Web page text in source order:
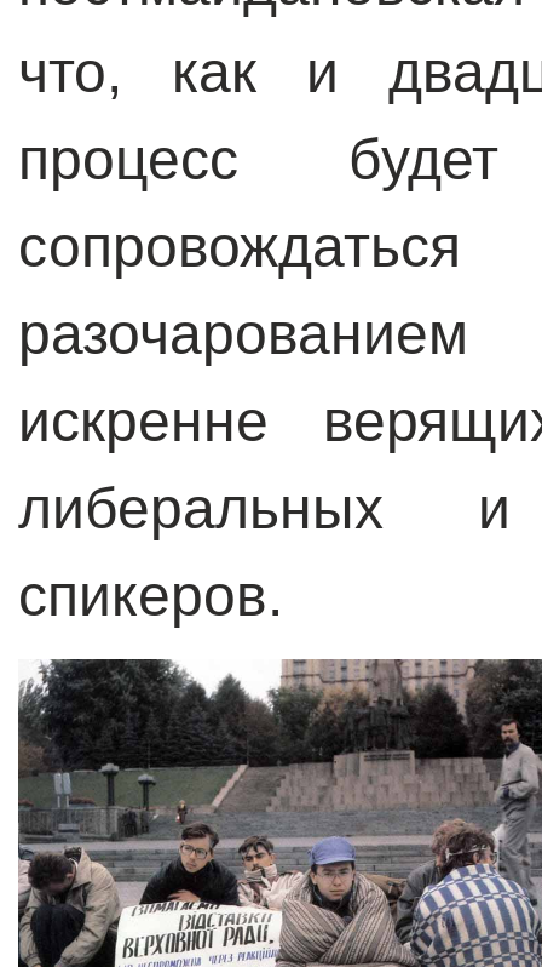
что, как и
процесс
искренне
либеральных и
спикеров.